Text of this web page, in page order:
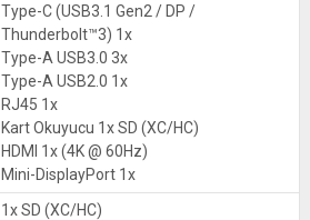
Type-C (USB3.1 Gen2 / DP /
Thunderbolt™3) 1x
Type-A USB3.0 3x
Type-A USB2.0 1x
RJ45 1x
Kart Okuyucu 1x SD (XC/HC)
HDMI 1x (4K @ 60Hz)
Mini-DisplayPort 1x
1x SD (XC/HC)